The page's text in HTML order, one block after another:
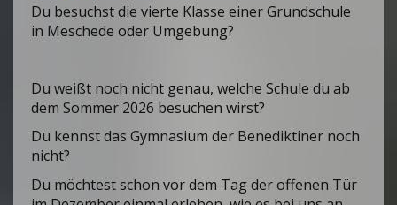
Du besuchst die vierte Klasse einer Grundschule
in Meschede oder Umgebung?
Du weißt noch nicht genau, welche Schule du ab
dem Sommer 2026 besuchen wirst?
Du kennst das Gymnasium der Benediktiner noch
nicht?
Du möchtest schon vor dem Tag der offenen Tür